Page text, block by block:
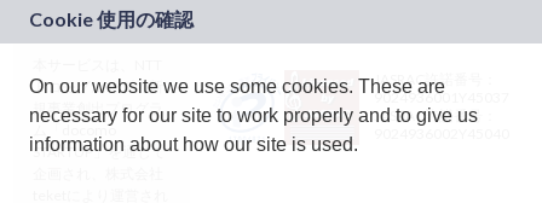
ドコモグループの新
規事業創出プログラ
ム「docomo
STARTUP」を通じて
JASRAC許諾番号：
9024936001Y45037
JASRAC許諾番号：
On our website we use some cookies. These are
necessary for our site to work properly and to give us
information about how our site is used.